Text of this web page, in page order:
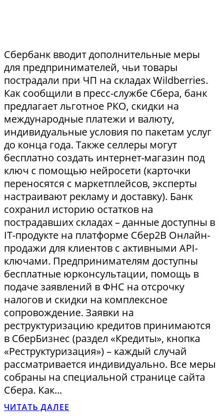
Сбербанк вводит дополнительные меры
для предпринимателей, чьи товары
пострадали при ЧП на складах Wildberries.
Как сообщили в пресс-службе Сбера, банк
предлагает льготное РКО, скидки на
международные платежи и валюту,
индивидуальные условия по пакетам услуг
до конца года. Также селлеры могут
бесплатно создать интернет-магазин под
ключ с помощью нейросети (карточки
переносятся с маркетплейсов, эксперты
настраивают рекламу и доставку). Банк
сохранил историю остатков на
пострадавших складах – данные доступны в
IT-продукте на платформе Сбер2В Онлайн-
продажи для клиентов с активными API-
ключами. Предпринимателям доступны
бесплатные юрконсультации, помощь в
подаче заявлений в ФНС на отсрочку
налогов и скидки на комплексное
сопровождение. Заявки на
реструктуризацию кредитов принимаются
в СберБизнес (раздел «Кредиты», кнопка
«Реструктуризация») – каждый случай
рассматривается индивидуально. Все меры
собраны на специальной странице сайта
Сбера. Как...
ЧИТАТЬ ДАЛЕЕ